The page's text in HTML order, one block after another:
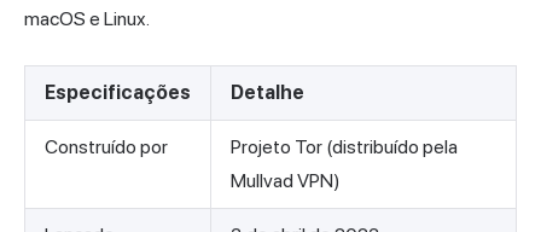
macOS e Linux.
Especificações Detalhe
Construído por
Projeto Tor (distribuído pela
Mullvad VPN)